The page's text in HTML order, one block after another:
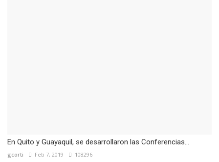
En Quito y Guayaquil, se desarrollaron las Conferencias...
gcorti Feb 7, 2019 108296